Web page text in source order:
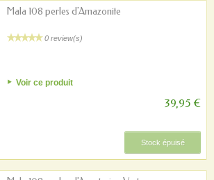
Mala 108 perles d'Amazonite
0 review(s)
Voir ce produit
39,95 €
Stock épuisé